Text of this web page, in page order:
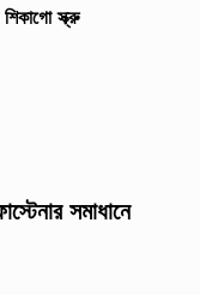
স্ক্রু
সমাধানে